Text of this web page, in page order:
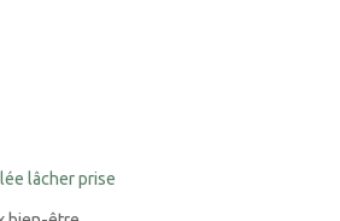
lâcher prise